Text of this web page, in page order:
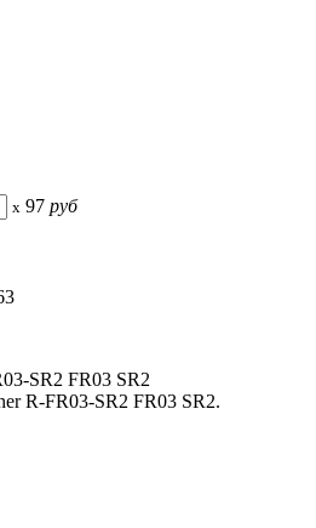
x 97 руб
SR2 FR03 SR2
R-FR03-SR2 FR03 SR2.